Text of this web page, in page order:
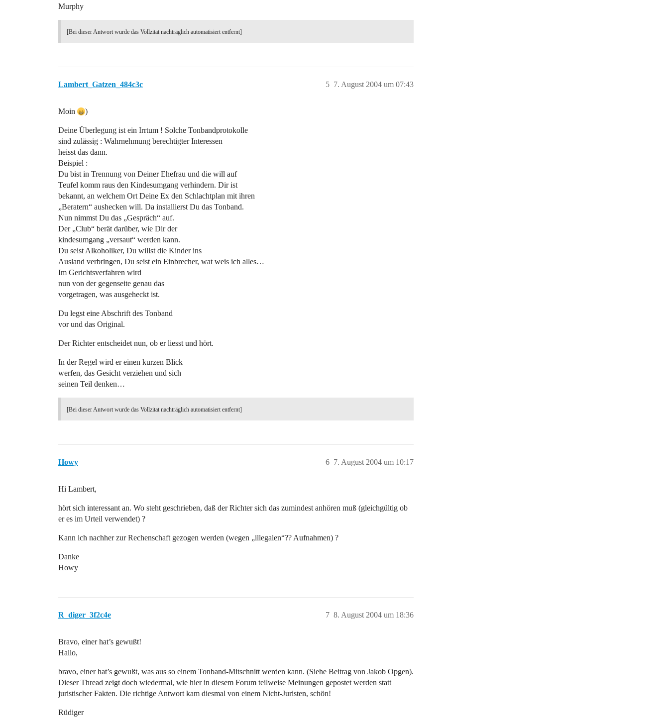
Murphy
[Bei dieser Antwort wurde das Vollzitat nachträglich automatisiert entfernt]
Lambert_Gatzen_484c3c 7. August 2004 um 07:43
5
Moin )
Deine Überlegung ist ein Irrtum ! Solche Tonbandprotokolle
sind zulässig : Wahrnehmung berechtigter Interessen
heisst das dann.
Beispiel :
Du bist in Trennung von Deiner Ehefrau und die will auf
Teufel komm raus den Kindesumgang verhindern. Dir ist
bekannt, an welchem Ort Deine Ex den Schlachtplan mit ihren
„Beratern“ aushecken will. Da installierst Du das Tonband.
Nun nimmst Du das „Gespräch“ auf.
Der „Club“ berät darüber, wie Dir der
kindesumgang „versaut“ werden kann.
Du seist Alkoholiker, Du willst die Kinder ins
Ausland verbringen, Du seist ein Einbrecher, wat weis ich alles…
Im Gerichtsverfahren wird
nun von der gegenseite genau das
vorgetragen, was ausgeheckt ist.
Du legst eine Abschrift des Tonband
vor und das Original.
Der Richter entscheidet nun, ob er liesst und hört.
In der Regel wird er einen kurzen Blick
werfen, das Gesicht verziehen und sich
seinen Teil denken…
[Bei dieser Antwort wurde das Vollzitat nachträglich automatisiert entfernt]
Howy 7. August 2004 um 10:17
6
Hi Lambert,
hört sich interessant an. Wo steht geschrieben, daß der Richter sich das zumindest anhören muß (gleichgültig ob
er es im Urteil verwendet) ?
Kann ich nachher zur Rechenschaft gezogen werden (wegen „illegalen“?? Aufnahmen) ?
Danke
Howy
R_diger_3f2c4e 8. August 2004 um 18:36
7
Bravo, einer hat’s gewußt!
Hallo,
bravo, einer hat’s gewußt, was aus so einem Tonband-Mitschnitt werden kann. (Siehe Beitrag von Jakob Opgen).
Dieser Thread zeigt doch wiedermal, wie hier in diesem Forum teilweise Meinungen gepostet werden statt
juristischer Fakten. Die richtige Antwort kam diesmal von einem Nicht-Juristen, schön!
Rüdiger